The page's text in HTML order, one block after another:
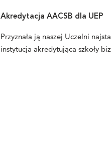
Akredytacja AACSB dla UEP
Przyznała ją naszej Uczelni
instytucja akredytująca szkoły